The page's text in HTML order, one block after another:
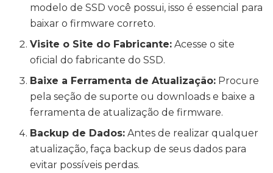
modelo de SSD você possui, isso é essencial para
baixar o firmware correto.
Visite o Site do Fabricante: Acesse o site
oficial do fabricante do SSD.
Baixe a Ferramenta de Atualização: Procure
pela seção de suporte ou downloads e baixe a
ferramenta de atualização de firmware.
Backup de Dados: Antes de realizar qualquer
atualização, faça backup de seus dados para
evitar possíveis perdas.